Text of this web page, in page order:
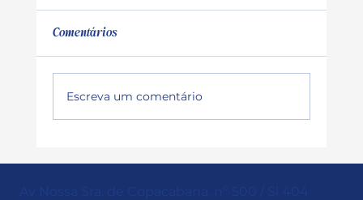
Marcas no TikTok: Hábitos e
comportamentos do usuário
Comentários
Escreva um comentário
Av Nossa Sra. de Copacabana, nº 500 / Sl 404